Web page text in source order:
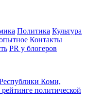
Политика Культура
Контакты
PR у блогеров
Коми,
политической